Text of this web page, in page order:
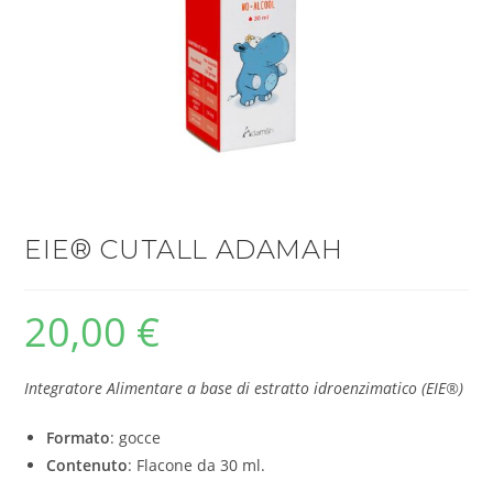
EIE® CUTALL ADAMAH
20,00 €
Integratore Alimentare a base di estratto idroenzimatico (EIE®)
Formato: gocce
Contenuto: Flacone da 30 ml.